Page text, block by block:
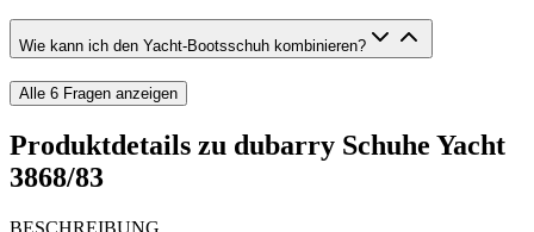
Wie kann ich den Yacht-Bootsschuh kombinieren?
Alle 6 Fragen anzeigen
Produktdetails zu dubarry Schuhe Yacht
3868/83
BESCHREIBUNG